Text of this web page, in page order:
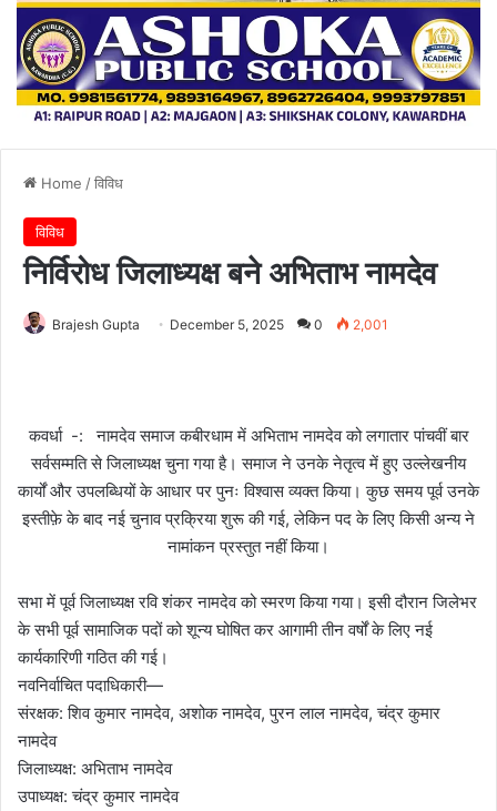
Home /विविध
विविध
निर्विरोध जिलाध्यक्ष बने अभिताभ नामदेव
Brajesh Gupta December 5, 2025 0 2,001
कवर्धा -: नामदेव समाज कबीरधाम में अभिताभ नामदेव को लगातार पांचवीं बार
सर्वसम्मति से जिलाध्यक्ष चुना गया है। समाज ने उनके नेतृत्व में हुए उल्लेखनीय
कार्यों और उपलब्धियों के आधार पर पुनः विश्वास व्यक्त किया। कुछ समय पूर्व उनके
इस्तीफ़े के बाद नई चुनाव प्रक्रिया शुरू की गई, लेकिन पद के लिए किसी अन्य ने
नामांकन प्रस्तुत नहीं किया।
सभा में पूर्व जिलाध्यक्ष रवि शंकर नामदेव को स्मरण किया गया। इसी दौरान जिलेभर
के सभी पूर्व सामाजिक पदों को शून्य घोषित कर आगामी तीन वर्षों के लिए नई
कार्यकारिणी गठित की गई।
नवनिर्वाचित पदाधिकारी—
संरक्षक: शिव कुमार नामदेव, अशोक नामदेव, पुरन लाल नामदेव, चंद्र कुमार
नामदेव
जिलाध्यक्ष: अभिताभ नामदेव
उपाध्यक्ष: चंद्र कुमार नामदेव